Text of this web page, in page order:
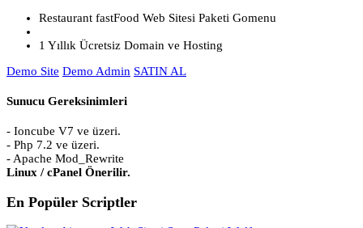
Restaurant fastFood Web Sitesi Paketi Gomenu
1 Yıllık Ücretsiz Domain ve Hosting
Demo Site Demo Admin SATIN AL
Sunucu Gereksinimleri
- Ioncube V7 ve üzeri.
- Php 7.2 ve üzeri.
- Apache Mod_Rewrite
Linux / cPanel Önerilir.
En Popüler Scriptler